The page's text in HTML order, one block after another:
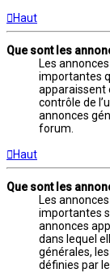
Haut
Que sont les
Les
importantes
apparaissent
contrôle de
annonces
forum.
Haut
Que sont les
Les
importantes
annonces
dans lequel
générales,
définies par